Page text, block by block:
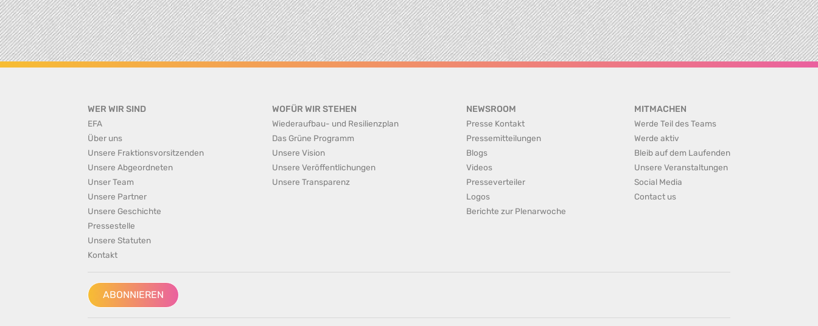
WER WIR SIND
EFA
Über uns
Unsere Fraktionsvorsitzenden
Unsere Abgeordneten
Unser Team
Unsere Partner
Unsere Geschichte
Pressestelle
Unsere Statuten
Kontakt
WOFÜR WIR STEHEN
Wiederaufbau- und Resilienzplan
Das Grüne Programm
Unsere Vision
Unsere Veröffentlichungen
Unsere Transparenz
NEWSROOM
Presse Kontakt
Pressemitteilungen
Blogs
Videos
Presseverteiler
Logos
Berichte zur Plenarwoche
MITMACHEN
Werde Teil des Teams
Werde aktiv
Bleib auf dem Laufenden
Unsere Veranstaltungen
Social Media
Contact us
ABONNIEREN